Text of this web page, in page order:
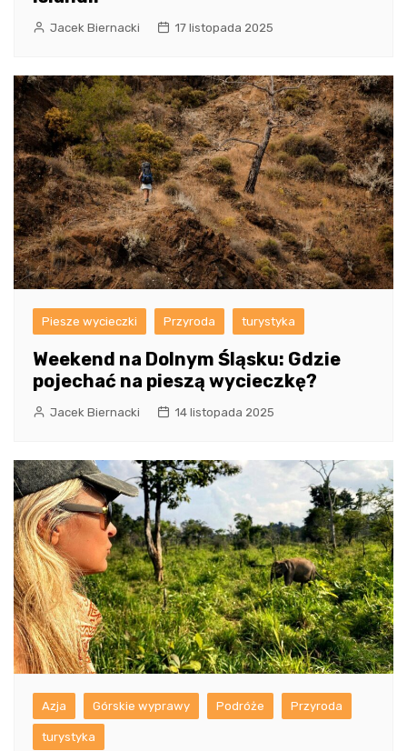
Jacek Biernacki 17 listopada 2025
Piesze wycieczki Przyroda turystyka
Weekend na Dolnym Śląsku: Gdzie
pojechać na pieszą wycieczkę?
Jacek Biernacki 14 listopada 2025
Azja Górskie wyprawy Podróże Przyroda
turystyka